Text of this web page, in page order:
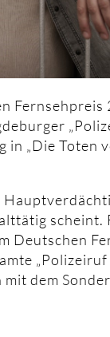
Fernsehpreis
„Die Toten
scheint.
Deutschen
„Polizeiruf
dem